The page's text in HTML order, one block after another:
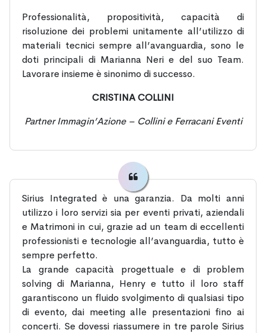
Professionalità, propositività, capacità di
risoluzione dei problemi unitamente all’utilizzo di
materiali tecnici sempre all’avanguardia, sono le
doti principali di Marianna Neri e del suo Team.
Lavorare insieme è sinonimo di successo.
CRISTINA COLLINI
Partner Immagin’Azione – Collini e Ferracani Eventi
Sirius Integrated è una garanzia. Da molti anni
utilizzo i loro servizi sia per eventi privati, aziendali
e Matrimoni in cui, grazie ad un team di eccellenti
professionisti e tecnologie all’avanguardia, tutto è
sempre perfetto.
La grande capacità progettuale e di problem
solving di Marianna, Henry e tutto il loro staff
garantiscono un fluido svolgimento di qualsiasi tipo
di evento, dai meeting alle presentazioni fino ai
concerti. Se dovessi riassumere in tre parole Sirius